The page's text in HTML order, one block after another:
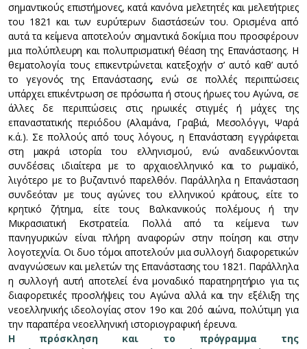
σημαντικούς επιστήμονες, κατά κανόνα μελετητές και μελετήτριες
του 1821 και των ευρύτερων διαστάσεών του. Ορισμένα από
αυτά τα κείμενα αποτελούν σημαντικά δοκίμια που προσφέρουν
μια πολύπλευρη και πολυπρισματική θέαση της Επανάστασης. H
θεματολογία τους επικεντρώνεται κατεξοχήν σ’ αυτό καθ’ αυτό
το γεγονός της Επανάστασης, ενώ σε πολλές περιπτώσεις
υπάρχει επικέντρωση σε πρόσωπα ή στους ήρωες του Αγώνα, σε
άλλες δε περιπτώσεις στις ηρωικές στιγμές ή μάχες της
επαναστατικής περιόδου (Αλαμάνα, Γραβιά, Μεσολόγγι, Ψαρά
κ.ά.). Σε πολλούς από τους λόγους, η Επανάσταση εγγράφεται
στη μακρά ιστορία του ελληνισμού, ενώ αναδεικνύονται
συνδέσεις ιδιαίτερα με το αρχαιοελληνικό και το ρωμαϊκό,
λιγότερο με το βυζαντινό παρελθόν. Παράλληλα η Επανάσταση
συνδεόταν με τους αγώνες του ελληνικού κράτους, είτε το
κρητικό ζήτημα, είτε τους Βαλκανικούς πολέμους ή την
Μικρασιατική Εκστρατεία. Πολλά από τα κείμενα των
πανηγυρικών είναι πλήρη αναφορών στην ποίηση και στην
λογοτεχνία. Οι δυο τόμοι αποτελούν μια συλλογή διαφορετικών
αναγνώσεων και μελετών της Επανάστασης του 1821. Παράλληλα
η συλλογή αυτή αποτελεί ένα μοναδικό παρατηρητήριο για τις
διαφορετικές προσλήψεις του Αγώνα αλλά και την εξέλιξη της
νεοελληνικής ιδεολογίας στον 19ο και 20ό αιώνα, πολύτιμη για
την παραπέρα νεοελληνική ιστοριογραφική έρευνα.
Η πρόσκληση και το πρόγραμμα της